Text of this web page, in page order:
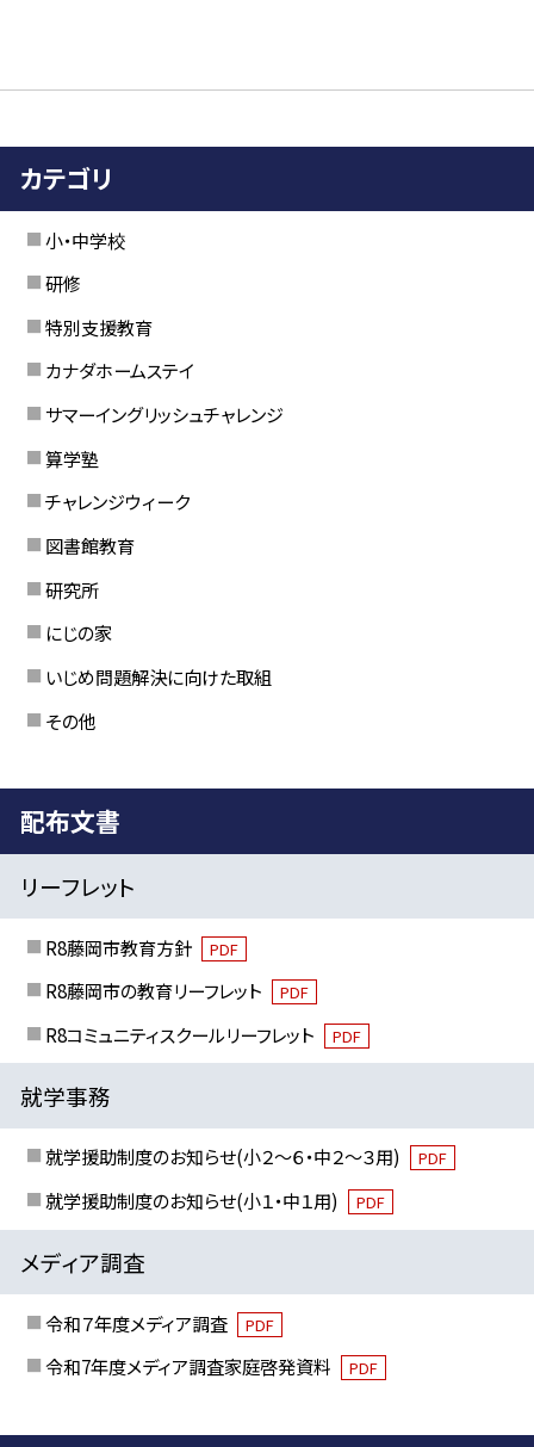
カテゴリ
小・中学校
研修
特別支援教育
カナダホームステイ
サマーイングリッシュチャレンジ
算学塾
チャレンジウィーク
図書館教育
研究所
にじの家
いじめ問題解決に向けた取組
その他
配布文書
リーフレット
R8藤岡市教育方針 PDF
R8藤岡市の教育リーフレット PDF
R8コミュニティスクールリーフレット PDF
就学事務
就学援助制度のお知らせ(小２～６・中２～３用) PDF
就学援助制度のお知らせ(小１・中１用) PDF
メディア調査
令和７年度メディア調査 PDF
令和7年度メディア調査家庭啓発資料 PDF